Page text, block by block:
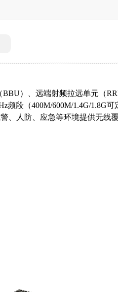
BBU）、远端射频拉远单元（
频段（400M/600M/1.4G/1.8G可
、人防、应急等环境提供无线覆